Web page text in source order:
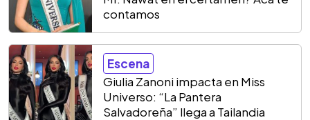
contamos
Escena
Giulia Zanoni impacta en Miss
Universo: “La Pantera
Salvadoreña” llega a Tailandia